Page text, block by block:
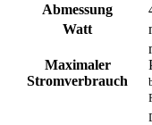
Abmessung
Watt
Maximaler
Stromverbrauch